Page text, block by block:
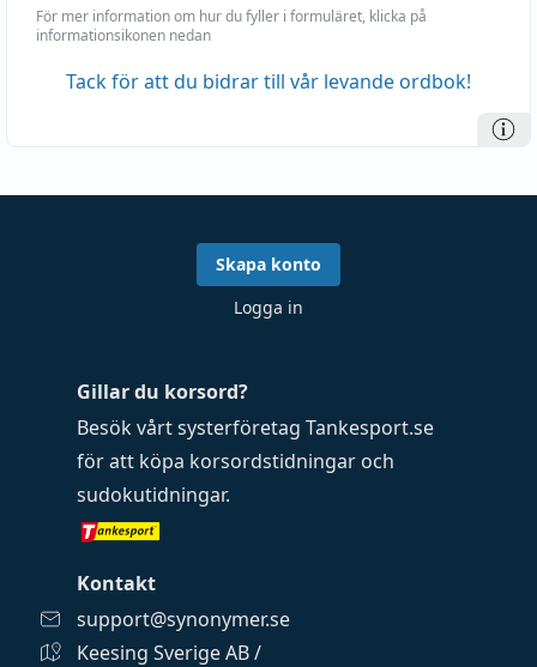
För mer information om hur du fyller i formuläret, klicka på
informationsikonen nedan
Tack för att du bidrar till vår levande ordbok!
Gillar du korsord?
Besök vårt systerföretag Tankesport.se
för att köpa korsordstidningar och
sudokutidningar.
Kontakt
support@synonymer.se
Keesing Sverige AB /
Skapa konto
Logga in